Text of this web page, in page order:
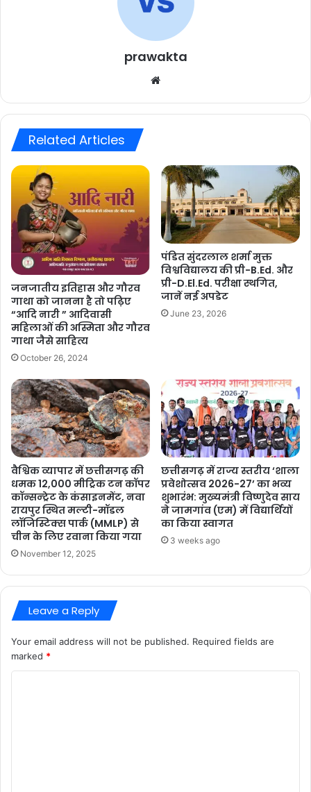
prawakta
Related Articles
जनजातीय इतिहास और गौरव
गाथा को जानना है तो पढ़िए
“आदि नारी ” आदिवासी
महिलाओं की अस्मिता और गौरव
गाथा जैसे साहित्य
October 26, 2024
पंडित सुंदरलाल शर्मा मुक्त
विश्वविद्यालय की प्री-B.Ed. और
प्री-D.El.Ed. परीक्षा स्थगित,
जानें नई अपडेट
June 23, 2026
वैश्विक व्यापार में छत्तीसगढ़ की
धमक 12,000 मीट्रिक टन कॉपर
कॉन्सन्ट्रेट के कंसाइनमेंट, नवा
रायपुर स्थित मल्टी-मॉडल
लॉजिस्टिक्स पार्क (MMLP) से
चीन के लिए रवाना किया गया
November 12, 2025
छत्तीसगढ़ में राज्य स्तरीय ‘शाला
प्रवेशोत्सव 2026-27’ का भव्य
शुभारंभ: मुख्यमंत्री विष्णुदेव साय
ने जामगांव (एम) में विद्यार्थियों
का किया स्वागत
3 weeks ago
Leave a Reply
Your email address will not be published. Required fields are
marked *